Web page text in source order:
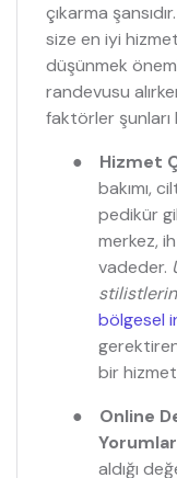
çıkarma
size en iyi
düşünmek
randevusu
faktörler şunları
●
Hizmet
bakımı,
pedikür
merkez,
vadeder.
stilistlerin
bölgesel
bir hizmet
●
Online
aldığı